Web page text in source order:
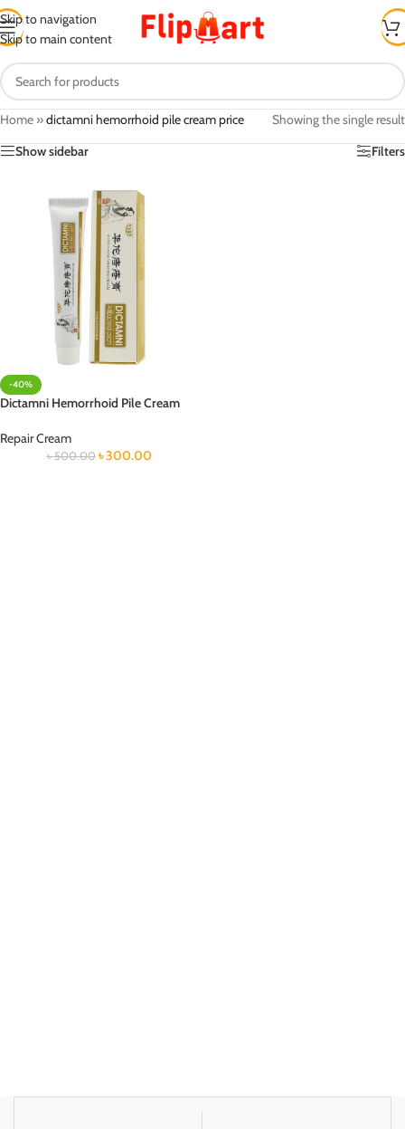
Skip to navigation
Skip to main content
Home »dictamni hemorrhoid pile cream price
Showing the single result
Show sidebar
Filters
-40%
Dictamni Hemorrhoid Pile Cream
Repair Cream
৳500.00 ৳300.00